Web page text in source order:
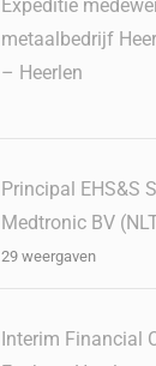
Expeditie
metaalbedrijf
– Heerlen
Principal EHS&S
Medtronic BV
29 weergaven
Interim Financial